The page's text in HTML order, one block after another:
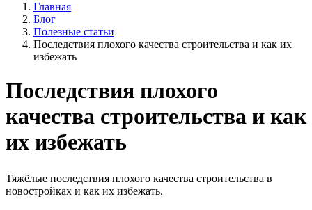
Главная
Блог
Полезные статьи
Последствия плохого качества строительства и как их
избежать
Последствия плохого
качества строительства и как
их избежать
Тяжёлые последствия плохого качества строительства в
новостройках и как их избежать.